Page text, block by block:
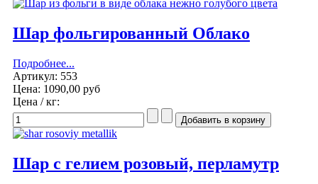
Шар фольгированный Облако
Подробнее...
Артикул: 553
Цена: 1090,00 руб
Цена / кг:
Шар с гелием розовый, перламутр